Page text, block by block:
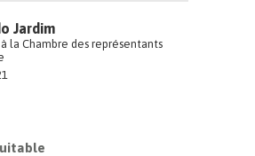
Jardim
la Chambre des représentants